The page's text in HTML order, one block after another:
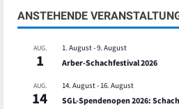
ANSTEHENDE
AUG.
1
1. August-9. August
Arber-Schachfestival 2026
AUG.
14
14. August- 16. August
SGL-Spendenopen 2026: